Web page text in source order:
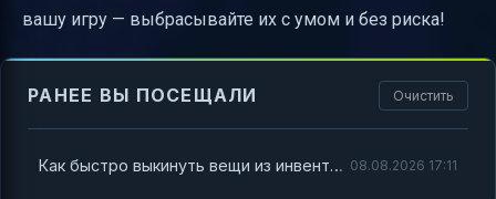
вашу игру — выбрасывайте их с умом и без риска!
РАНЕЕ ВЫ ПОСЕЩАЛИ Очистить
Как быстро выкинуть вещи из инвентаря в Minecraft 08.08.2026 17:11